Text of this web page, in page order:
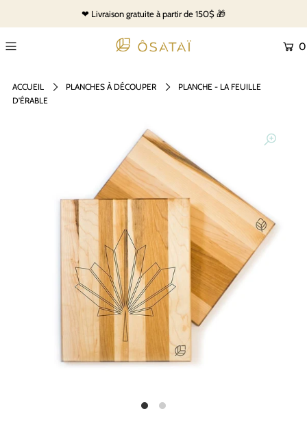
❤ Livraison gratuite à partir de 150$ 🎁
0
ACCUEIL PLANCHES À DÉCOUPER
PLANCHE - LA FEUILLE
D'ÉRABLE